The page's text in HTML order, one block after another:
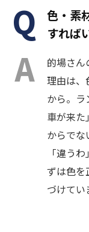
色・素
すれば
的場さん
理由は、
から。
車が来た
からでな
「違う
ずは色を
づけてい